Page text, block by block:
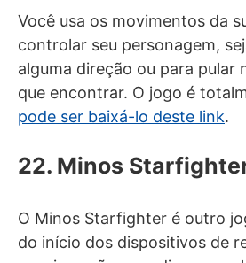
Você usa os movimentos da
controlar seu personagem,
alguma direção ou para pular
que encontrar. O jogo é
pode ser baixá-lo deste link.
22. Minos
O Minos Starfighter é outro
do início dos dispositivos de